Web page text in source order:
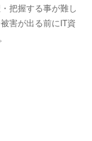
把握する事が難し
害が出る前にIT資